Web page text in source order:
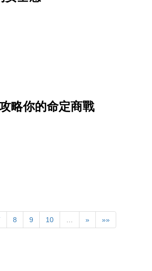
略你的命定商戰
8 9 10 … » »»